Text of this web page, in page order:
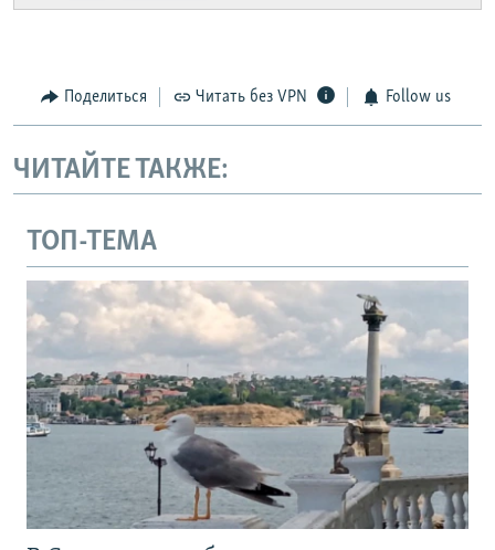
Поделиться Читать без VPN Follow us
ЧИТАЙТЕ ТАКЖЕ:
ТОП-ТЕМА